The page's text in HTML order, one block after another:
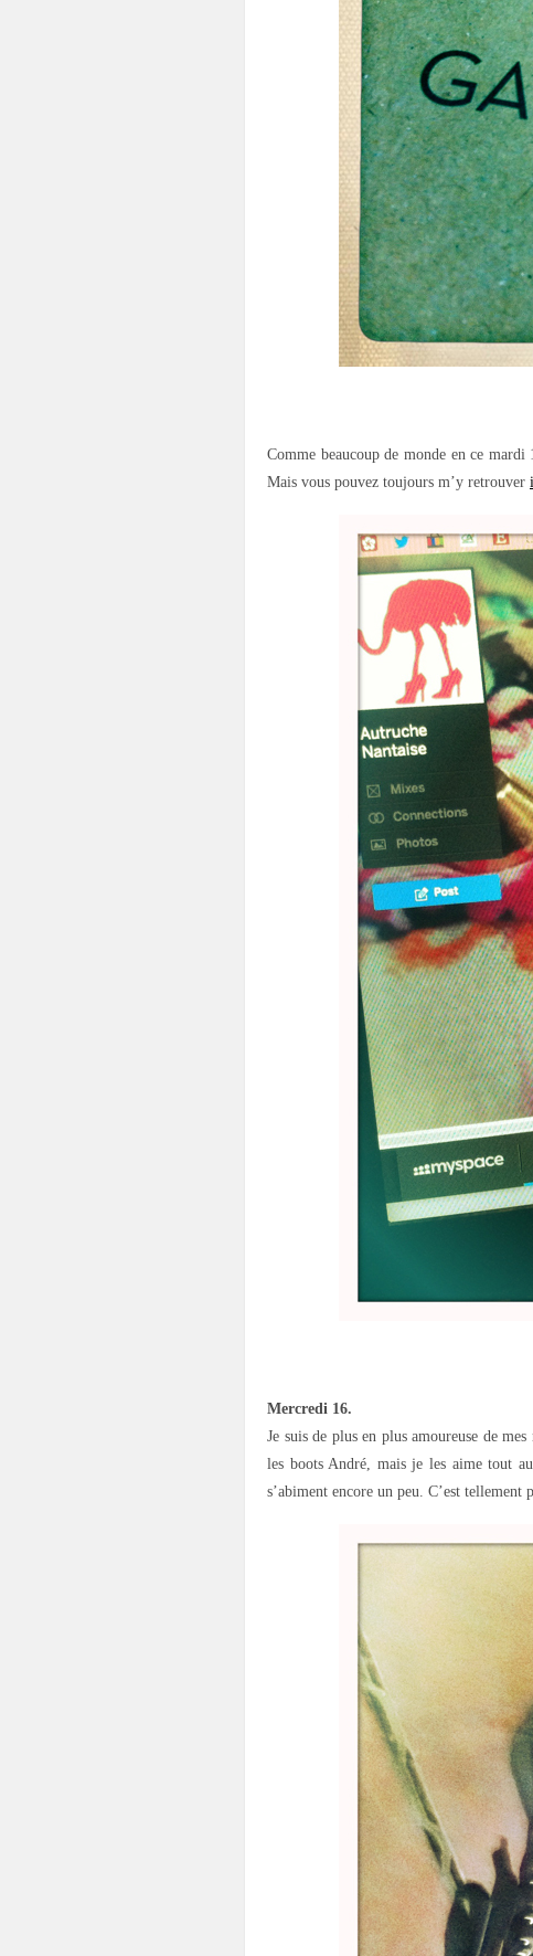
Comme beaucoup de monde en ce
Mais vous pouvez toujours m’y retrouver
Mercredi 16.
Je suis de plus en plus amoureuse de mes
les boots André, mais je les aime tout
s’abiment encore un peu. C’est tellement